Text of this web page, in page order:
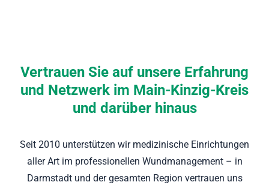
Vertrauen Sie auf unsere Erfahrung
und Netzwerk im Main-Kinzig-Kreis
und darüber hinaus
Seit 2010 unterstützen wir medizinische Einrichtungen
aller Art im professionellen Wundmanagement – in
Darmstadt und der gesamten Region vertrauen uns